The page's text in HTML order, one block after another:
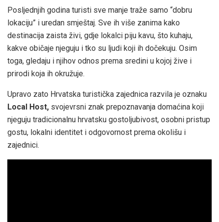
Posljednjih godina turisti sve manje traže samo “dobru
lokaciju” i uredan smještaj. Sve ih više zanima kako
destinacija zaista živi, gdje lokalci piju kavu, što kuhaju,
kakve običaje njeguju i tko su ljudi koji ih dočekuju. Osim
toga, gledaju i njihov odnos prema sredini u kojoj žive i
prirodi koja ih okružuje.
Upravo zato Hrvatska turistička zajednica razvila je oznaku
Local Host, svojevrsni znak prepoznavanja domaćina koji
njeguju tradicionalnu hrvatsku gostoljubivost, osobni pristup
gostu, lokalni identitet i odgovornost prema okolišu i
zajednici.